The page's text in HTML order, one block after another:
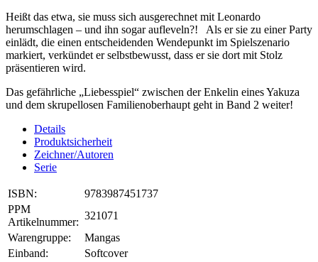
Heißt das etwa, sie muss sich ausgerechnet mit Leonardo
herumschlagen – und ihn sogar aufleveln?! Als er sie zu einer Party
einlädt, die einen entscheidenden Wendepunkt im Spielszenario
markiert, verkündet er selbstbewusst, dass er sie dort mit Stolz
präsentieren wird.
Das gefährliche „Liebesspiel“ zwischen der Enkelin eines Yakuza
und dem skrupellosen Familienoberhaupt geht in Band 2 weiter!
Details
Produktsicherheit
Zeichner/Autoren
Serie
ISBN:
9783987451737
PPM
Artikelnummer:
321071
Warengruppe:
Mangas
Einband:
Softcover